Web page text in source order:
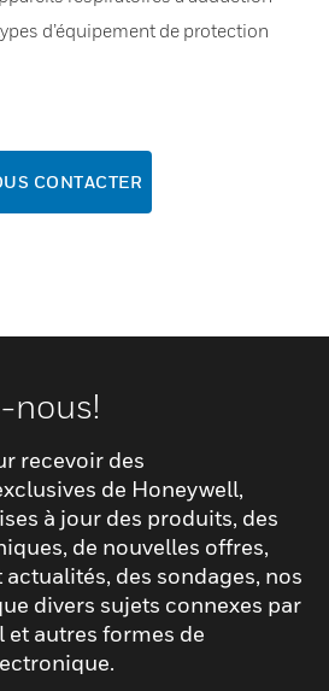
d’équipement de protection
CONTACTER
nous!
recevoir des
de Honeywell,
à jour des produits, des
de nouvelles offres,
des sondages, nos
divers sujets connexes par
autres formes de